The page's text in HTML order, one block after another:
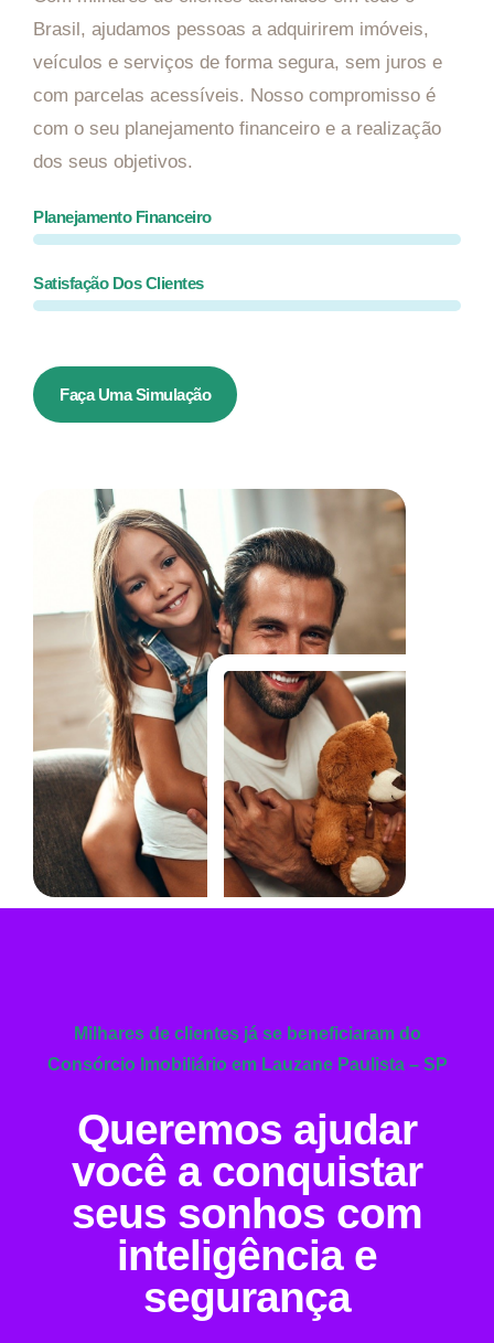
Brasil, ajudamos pessoas a adquirirem imóveis,
veículos e serviços de forma segura, sem juros e
com parcelas acessíveis. Nosso compromisso é
com o seu planejamento financeiro e a realização
dos seus objetivos.
Planejamento Financeiro
Satisfação Dos Clientes
Faça Uma Simulação
Milhares de clientes já se beneficiaram do
Consórcio Imobiliário em Lauzane Paulista – SP
Queremos ajudar
você a conquistar
seus sonhos com
inteligência e
segurança